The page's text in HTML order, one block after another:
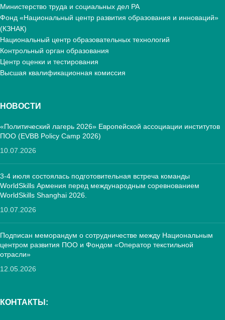
Министерство труда и социальных дел РА
Фонд «Национальный центр развития образования и инноваций»
(КЗНАК)
Национальный центр образовательных технологий
Контрольный орган образования
Центр оценки и тестирования
Высшая квалификационная комиссия
НОВОСТИ
«Политический лагерь 2026» Европейской ассоциации институтов
ПОО (EVBB Policy Camp 2026)
10.07.2026
3-4 июля состоялась подготовительная встреча команды
WorldSkills Армения перед международным соревнованием
WorldSkills Shanghai 2026.
10.07.2026
Подписан меморандум о сотрудничестве между Национальным
центром развития ПОО и Фондом «Оператор текстильной
отрасли»
12.05.2026
КОНТАКТЫ: